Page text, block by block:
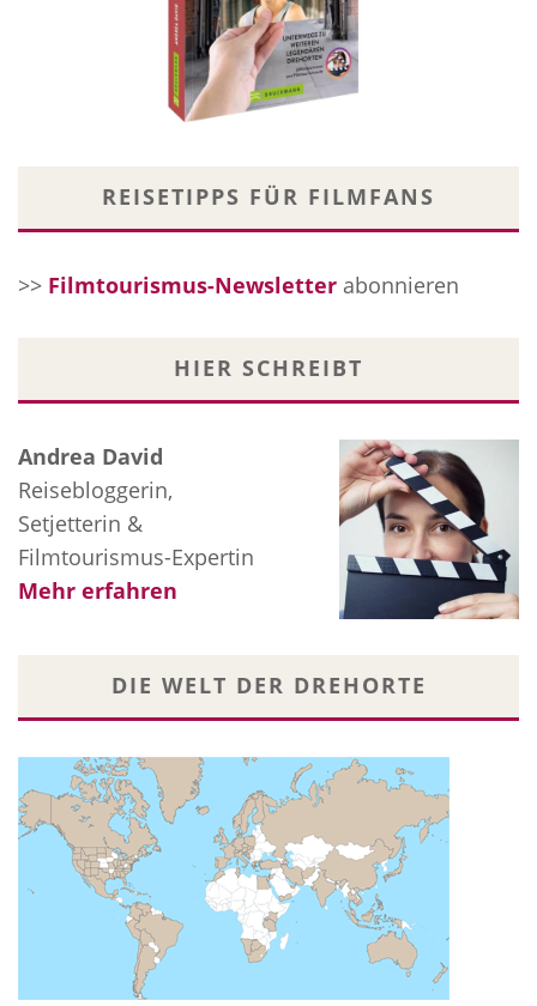
REISETIPPS FÜR FILMFANS
>> Filmtourismus-Newsletter abonnieren
HIER SCHREIBT
Andrea David
Reisebloggerin,
Setjetterin &
Filmtourismus-Expertin
Mehr erfahren
DIE WELT DER DREHORTE